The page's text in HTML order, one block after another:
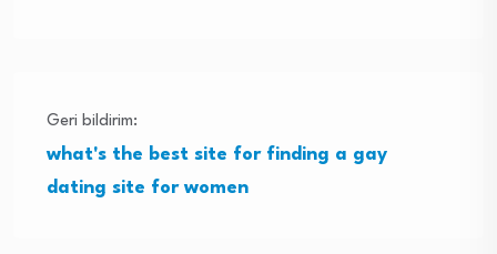
Geri bildirim:
what's the best site for finding a gay
dating site for women